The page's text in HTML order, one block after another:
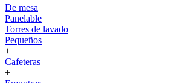
De mesa
Panelable
Torres de lavado
Pequeños
+
Cafeteras
+